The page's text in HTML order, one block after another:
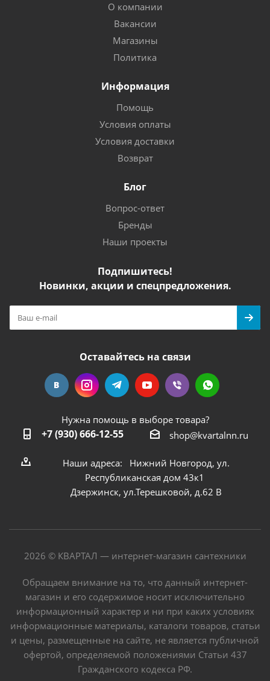
О компании
Вакансии
Магазины
Политика
Информация
Помощь
Условия оплаты
Условия доставки
Возврат
Блог
Вопрос-ответ
Бренды
Наши проекты
Подпишитесь!
Новинки, акции и спецпредложения.
Оставайтесь на связи
Нужна помощь в выборе товара?
+7 (930) 666-12-55 shop@kvartalnn.ru
Наши адреса: Нижний Новгород, ул.
Республиканская дом 43к1
Дзержинск, ул.Терешковой, д.62 В
2026 © КВАРТАЛ — интернет-магазин сантехники
Обращаем внимание на то, что данный интернет-
магазин и его содержимое носит исключительно
информационный характер и ни при каких условиях
информационные материалы, каталоги товаров, статьи
и цены, размещенные на сайте, не является публичной
офертой, определяемой положениями Статьи 437
Гражданского кодекса РФ.